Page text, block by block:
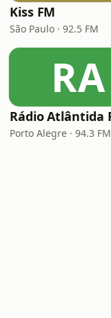
Kiss FM
São Paulo · 92.5 FM
RA
Porto Alegre · 94.3 FM